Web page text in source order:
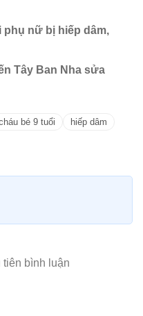
nữ bị hiếp dâm,
Tây Ban Nha sửa
bé 9 tuổi hiếp dâm